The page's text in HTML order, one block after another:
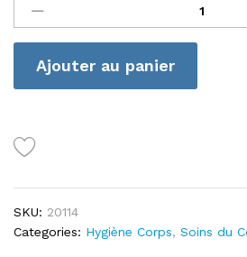
Blu
Energy
Man
Nettoyant
Intime
300ml
Ajouter au panier
SKU: 20114
Categories: Hygiène Corps, Soins du